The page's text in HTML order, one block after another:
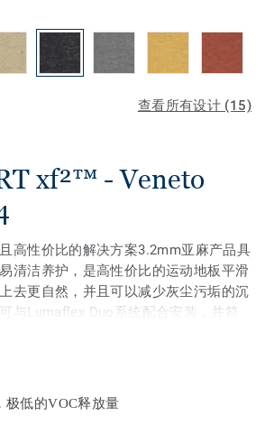
查看所有设计 (15)
xf²™ - Veneto
高性价比的解决方案3.2mm亚麻产品具
清洁养护，是高性价比的运动地板平滑
去更自然，并且可以减少灰尘污垢的沉
与Lumaflex Duo系统配合安装，并符
极低的VOC释放量